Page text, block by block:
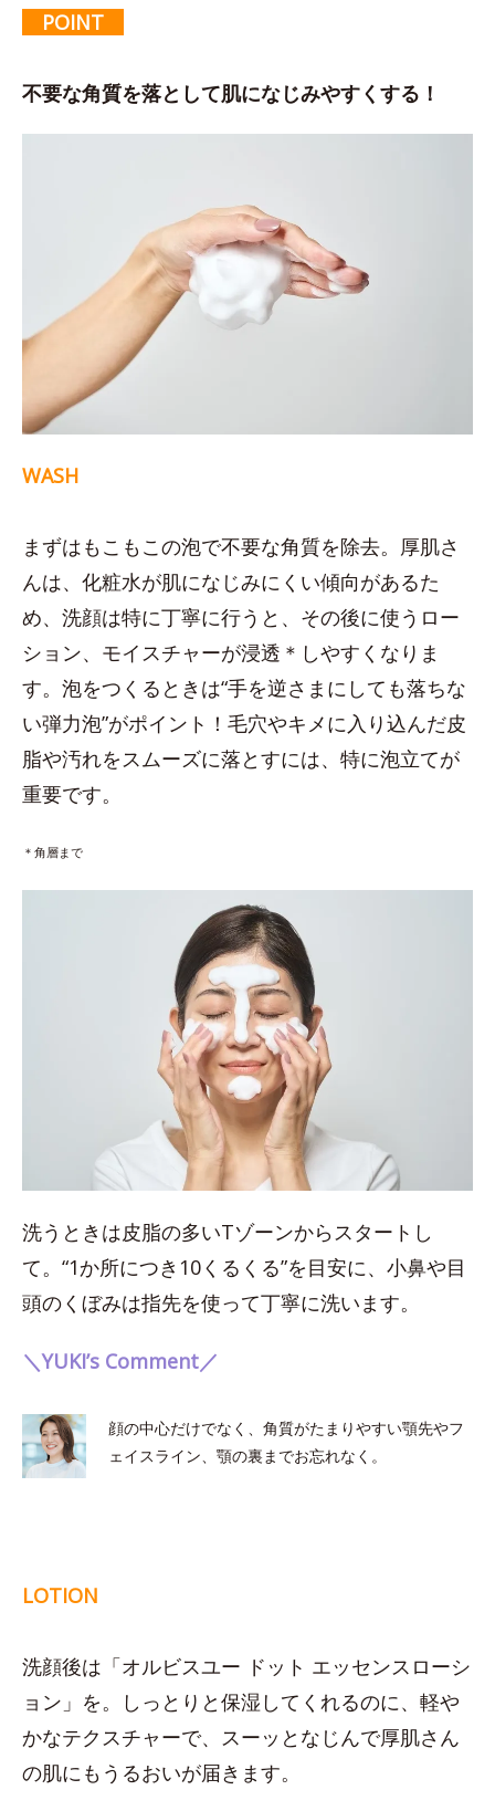
POINT
不要な角質を落として肌になじみやすくする！
WASH
まずはもこもこの泡で不要な角質を除去。厚肌さ
んは、化粧水が肌になじみにくい傾向があるた
め、洗顔は特に丁寧に行うと、その後に使うロー
ション、モイスチャーが浸透＊しやすくなりま
す。泡をつくるときは“手を逆さまにしても落ちな
い弾力泡”がポイント！毛穴やキメに入り込んだ皮
脂や汚れをスムーズに落とすには、特に泡立てが
重要です。
＊角層まで
洗うときは皮脂の多いTゾーンからスタートし
て。“1か所につき10くるくる”を目安に、小鼻や目
頭のくぼみは指先を使って丁寧に洗います。
＼YUKI’s Comment／
顔の中心だけでなく、角質がたまりやすい顎先やフ
ェイスライン、顎の裏までお忘れなく。
LOTION
洗顔後は「オルビスユー ドット エッセンスローシ
ョン」を。しっとりと保湿してくれるのに、軽や
かなテクスチャーで、スーッとなじんで厚肌さん
の肌にもうるおいが届きます。